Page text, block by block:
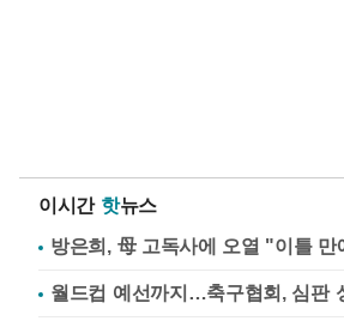
이시간 핫뉴스
방은희, 母 고독사에 오열 "이틀 만
월드컵 예선까지…축구협회, 심판